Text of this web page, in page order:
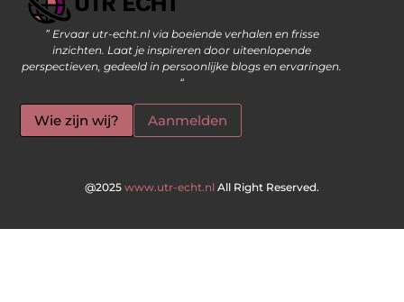
” Ervaar utr-echt.nl via boeiende verhalen en frisse
inzichten. Laat je inspireren door uiteenlopende
perspectieven, gedeeld in persoonlijke blogs en ervaringen.
“
Wie zijn wij? Aanmelden
@2025 www.utr-echt.nl All Right Reserved.